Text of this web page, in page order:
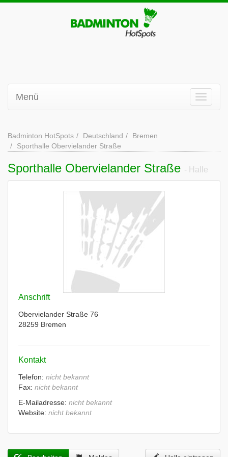
Menü
Badminton HotSpots Deutschland
Bremen
Sporthalle Obervielander Straße
Sporthalle Obervielander Straße - Halle
Anschrift
Obervielander Straße 76
28259 Bremen
Kontakt
Telefon: nicht bekannt
Fax: nicht bekannt
E-Mailadresse: nicht bekannt
Website: nicht bekannt